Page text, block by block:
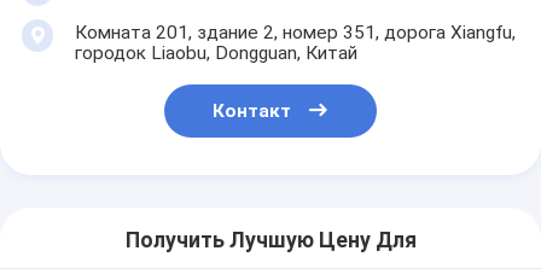
Комната 201, здание 2, номер 351, дорога Xiangfu,
городок Liaobu, Dongguan, Китай
Контакт
Получить Лучшую Цену Для